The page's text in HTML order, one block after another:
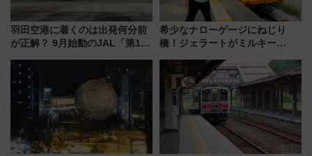
羽田空港に着くのは出発何分前
が正解？ 9月始動のJAL「第1タ
歩1キロ超え！ 知っておきたい
変更点まとめ
希少なナローゲージにねじり
橋！ジェラートがミルキー
278回目の舞台は「三岐鉄道北
勢線」